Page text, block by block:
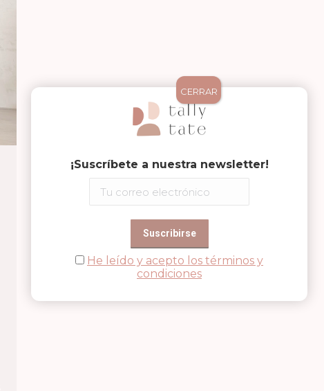
¡Suscríbete a nuestra newsletter!
He leído y acepto los términos y
condiciones
CERRAR